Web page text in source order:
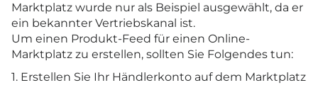
Marktplatz wurde nur als Beispiel ausgewählt, da er
ein bekannter Vertriebskanal ist.
Um einen Produkt-Feed für einen Online-
Marktplatz zu erstellen, sollten Sie Folgendes tun:
1. Erstellen Sie Ihr Händlerkonto auf dem Marktplatz